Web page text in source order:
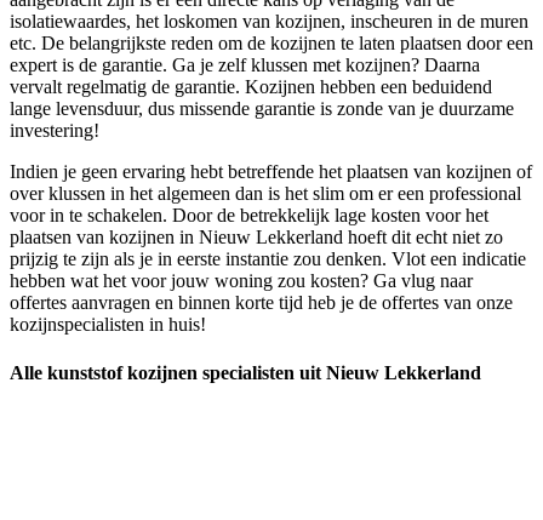
isolatiewaardes, het loskomen van kozijnen, inscheuren in de muren
etc. De belangrijkste reden om de kozijnen te laten plaatsen door een
expert is de garantie. Ga je zelf klussen met kozijnen? Daarna
vervalt regelmatig de garantie. Kozijnen hebben een beduidend
lange levensduur, dus missende garantie is zonde van je duurzame
investering!
Indien je geen ervaring hebt betreffende het plaatsen van kozijnen of
over klussen in het algemeen dan is het slim om er een professional
voor in te schakelen. Door de betrekkelijk lage kosten voor het
plaatsen van kozijnen in Nieuw Lekkerland hoeft dit echt niet zo
prijzig te zijn als je in eerste instantie zou denken. Vlot een indicatie
hebben wat het voor jouw woning zou kosten? Ga vlug naar
offertes aanvragen en binnen korte tijd heb je de offertes van onze
kozijnspecialisten in huis!
Alle kunststof kozijnen specialisten uit Nieuw Lekkerland